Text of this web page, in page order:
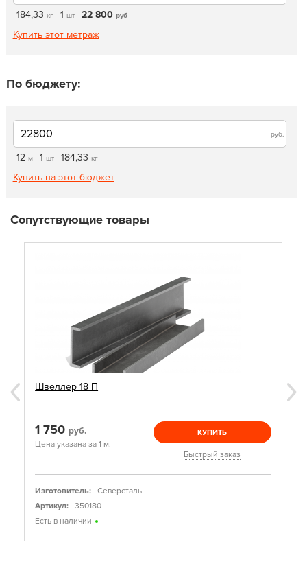
184,33 кг 1 шт 22 800 руб
Купить этот метраж
По бюджету:
руб.
12 м 1 шт 184,33 кг
Купить на этот бюджет
Сопутствующие товары
Швеллер 18 П
1 750 руб.
Цена указана за 1 м.
КУПИТЬ
Быстрый заказ
Изготовитель:
Северсталь
Артикул:
350180
Есть в наличии